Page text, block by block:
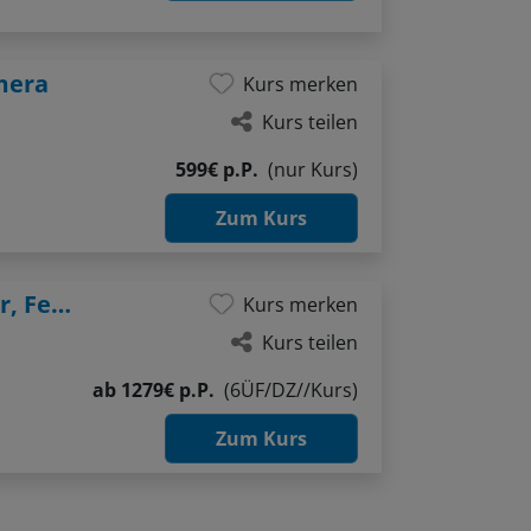
Kurs merken
Kurs teilen
599€ p.P.
(nur Kurs)
Zum Kurs
Kurs merken
Kurs teilen
ab 1279€ p.P.
(6ÜF/DZ//Kurs)
Zum Kurs